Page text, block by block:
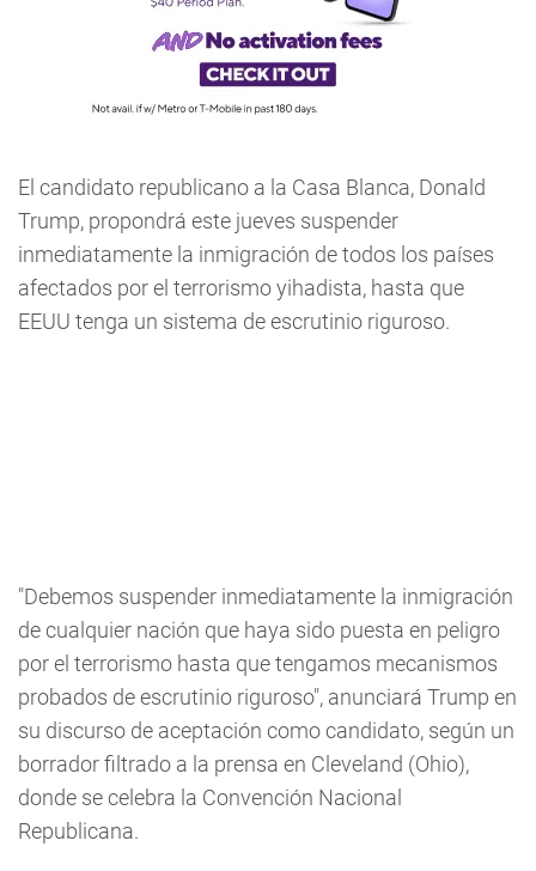
El candidato republicano a la Casa Blanca, Donald
Trump, propondrá este jueves suspender
inmediatamente la inmigración de todos los países
afectados por el terrorismo yihadista, hasta que
EEUU tenga un sistema de escrutinio riguroso.
"Debemos suspender inmediatamente la inmigración
de cualquier nación que haya sido puesta en peligro
por el terrorismo hasta que tengamos mecanismos
probados de escrutinio riguroso", anunciará Trump en
su discurso de aceptación como candidato, según un
borrador filtrado a la prensa en Cleveland (Ohio),
donde se celebra la Convención Nacional
Republicana.